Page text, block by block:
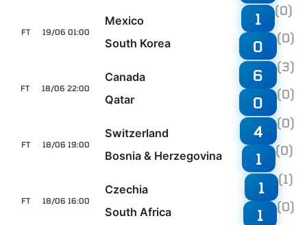
19/06 01:00
FT
Mexico
South Korea
1 (0)
0 (0)
18/06 22:00
FT
Canada
Qatar
6 (3)
0 (0)
18/06 19:00
FT
Switzerland
Bosnia & Herzegovina
4 (0)
1 (0)
18/06 16:00
FT
Czechia
South Africa
1 (1)
1 (0)